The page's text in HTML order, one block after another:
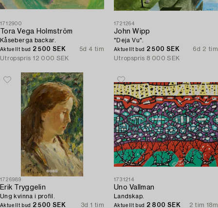
1712900
Tora Vega Holmström
Kåseberga backar.
Aktuellt bud 2 500 SEK
5d 4 tim
Utropspris 12 000 SEK
1721264
John Wipp
"Deja Vu".
Aktuellt bud 2 500 SEK
6d 2 tim
Utropspris 8 000 SEK
1726989
Erik Tryggelin
Ung kvinna i profil.
Aktuellt bud 2 500 SEK
3d 1 tim
1731214
Uno Vallman
Landskap.
Aktuellt bud 2 800 SEK
2 tim 18m